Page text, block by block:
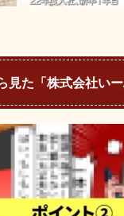
見た「株式会社いー